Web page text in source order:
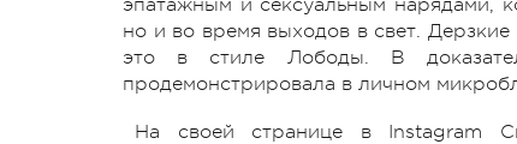
эпатажным и сексуальным нарядами,
но и во время выходов в свет.
это в стиле Лободы. В
продемонстрировала в личном
На своей странице в Instagram